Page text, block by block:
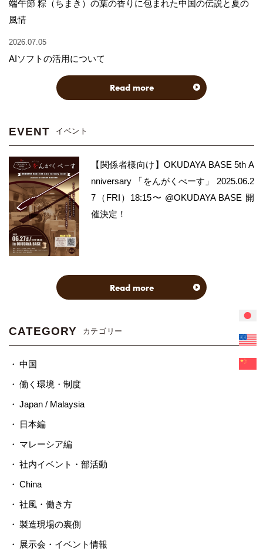
端午節 粽（ちまき）の葉の香りに包まれた中国の伝説と夏の
風情
2026.07.05
AIソフトの活用について
Read more
EVENT イベント
【関係者様向け】OKUDAYA BASE 5th A
nniversary 「をんがくべーす」 2025.06.2
7（FRI）18:15〜 @OKUDAYA BASE 開
催決定！
Read more
CATEGORY カテゴリー
中国
働く環境・制度
Japan / Malaysia
日本編
マレーシア編
社内イベント・部活動
China
社風・働き方
製造現場の裏側
展示会・イベント情報